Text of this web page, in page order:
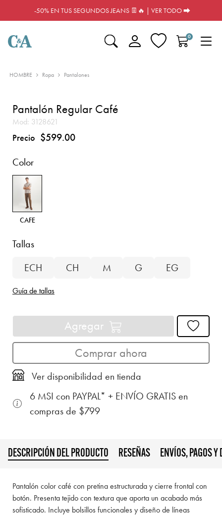
-50% EN TUS SEGUNDOS JEANS 👖🔥 | VER TODO ⮕
0
HOMBRE Ropa Pantalones
Pantalón Regular Café
Mod: 3128621
Precio $599.00
Color
CAFE
Tallas
ECH
CH M G EG
Guía de tallas
Agregar
Comprar ahora
Ver disponibilidad en tienda
6 MSI con PAYPAL* + ENVÍO GRATIS en
compras de $799
DESCRIPCIÓN DEL PRODUCTO RESEÑAS ENVÍOS, PAGOS Y
Pantalón color café con pretina estructurada y cierre frontal con
botón. Presenta tejido con textura que aporta un acabado más
sofisticado. Incluye bolsillos funcionales y diseño de líneas